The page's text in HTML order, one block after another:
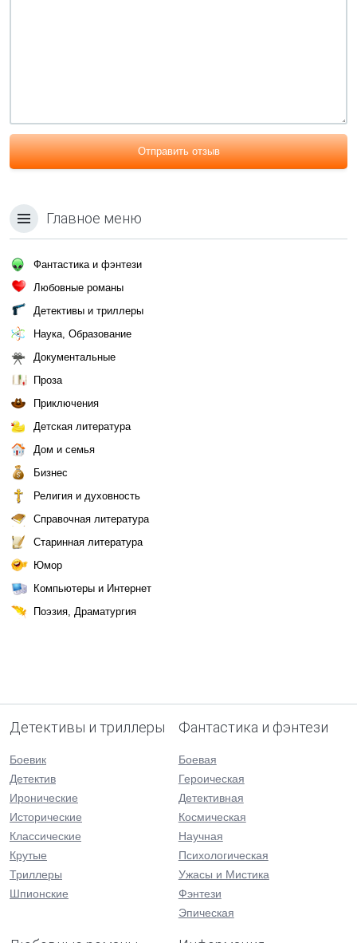
Отправить отзыв
Главное меню
Фантастика и фэнтези
Любовные романы
Детективы и триллеры
Наука, Образование
Документальные
Проза
Приключения
Детская литература
Дом и семья
Бизнес
Религия и духовность
Справочная литература
Старинная литература
Юмор
Компьютеры и Интернет
Поэзия, Драматургия
Детективы и триллеры
Боевик
Детектив
Иронические
Исторические
Классические
Крутые
Триллеры
Шпионские
Фантастика и фэнтези
Боевая
Героическая
Детективная
Космическая
Научная
Психологическая
Ужасы и Мистика
Фэнтези
Эпическая